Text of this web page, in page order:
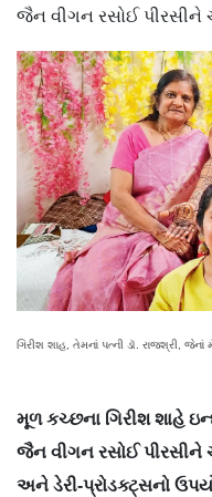
જૈન વીગન રસોઈ પીરસીને
ગિરીશ શાહ, તેમનાં પત્ની ડૉ. રાજશ્રી,
મૂળ કચ્છના ગિરીશ શાહે
જૈન વીગન રસોઈ પીરસીને
અને ડેરી-પ્રોડક્ટ્સનો